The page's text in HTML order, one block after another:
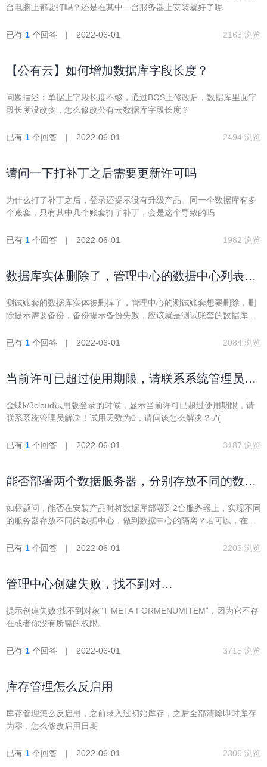
台电脑上都要打吗？还是在其中一台服务器上安装就好了呢
已有 1 个回答 | 2022-06-01 2163 浏览
【公有云】如何增加数据库字段长度？
问题描述：单据上字段长度不够，通过BOS上修改后，数据库里面字
段长度没改变，怎么修改公有云数据库字段长度？
已有 1 个回答 | 2022-06-01 2494 浏览
请问一下打补丁之后需要更新许可吗
为什么打了补丁之后，登录还提示没有升级产品。同一个数据库有多
个账套，只有其中几个账套打了补丁，会是这个导致的吗
已有 1 个回答 | 2022-06-01 1982 浏览
数据库实体删除了，管理中心的数据中心列表里
测试账套的数据库实体被删掉了，管理中心的测试账套想要删除，删
除提示需要备份，备份提示备份失败，应该就是测试账套的数据库实
删除呢。
已有 1 个回答 | 2022-06-01 2084 浏览
当前许可已超过使用期限，请联系系统管理员解
金蝶k/3cloud试用版登录的时候，显示当前许可已超过使用期限，请
联系系统管理员解决！试用天数为0，请问该怎么解决？:/'(
已有 1 个回答 | 2022-06-01 3187 浏览
能否部署两个数据服务器，分别存放不同的数据
如标题问，能否在安装产品时将数据库部署到2台服务器上，实现不同
的服务器存放不同的数据中心，做到数据中心的隔离？若可以，在安
已有 1 个回答 | 2022-06-01 2203 浏览
管理中心创建失败，找不到对
提示创建失败:找不到对象“T META FORMENUMITEM”，因为它不存
在或者你没有所需的权限。
已有 1 个回答 | 2022-06-01 3715 浏览
库存管理怎么反启用
库存管理怎么反启用，之前录入过初始库存，之后全部清除即时库存
为零，怎么修改启用日期
已有 1 个回答 | 2022-06-01 2306 浏览